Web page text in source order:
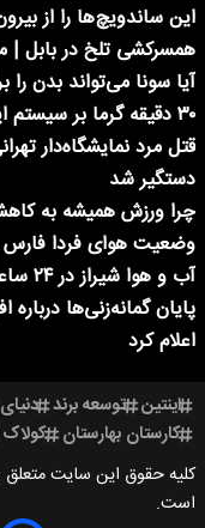
این ساندویچ‌ها را از
همسرکشی تلخ در بابل |
آیا سونا می‌تواند بدن را
۳۰ دقیقه گرما بر سیستم ایمنی
قتل مرد نمایشگاه‌دار
دستگیر شد
چرا ورزش همیشه به
آب و هوا شیراز در ۲۴ ساعت آینده + هواشناسی شیراز
پایان گمانه‌زنی‌ها
اعلام کرد
اینتین توسعه برند
کارستان بهارستان کولاک
کلیه حقوق این سایت متعلق
است.